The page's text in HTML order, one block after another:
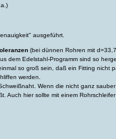
ausgeführt.
(bei dünnen Rohren mit
dem Edelstahl-Programm sind so
so groß sein, daß ein Fitting nicht
werden.
Wenn die nicht ganz
Auch hier sollte mit einem